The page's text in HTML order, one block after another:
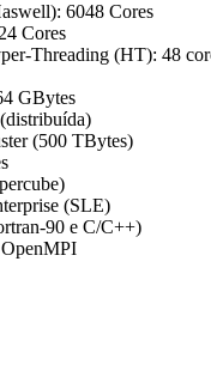
6048 Cores
Cores
Threading (HT): 48
GBytes
(500 TBytes)
(SLE)
90 e C/C++)